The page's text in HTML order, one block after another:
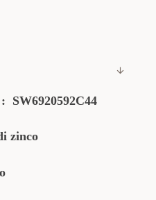
: SW6920592C44
zinco